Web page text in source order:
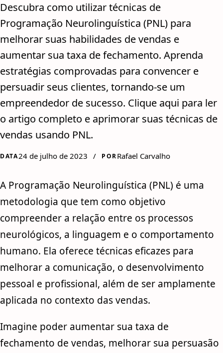
Descubra como utilizar técnicas de
Programação Neurolinguística (PNL) para
melhorar suas habilidades de vendas e
aumentar sua taxa de fechamento. Aprenda
estratégias comprovadas para convencer e
persuadir seus clientes, tornando-se um
empreendedor de sucesso. Clique aqui para ler
o artigo completo e aprimorar suas técnicas de
vendas usando PNL.
DATA24 de julho de 2023 / PORRafael Carvalho
A Programação Neurolinguística (PNL) é uma
metodologia que tem como objetivo
compreender a relação entre os processos
neurológicos, a linguagem e o comportamento
humano. Ela oferece técnicas eficazes para
melhorar a comunicação, o desenvolvimento
pessoal e profissional, além de ser amplamente
aplicada no contexto das vendas.
Imagine poder aumentar sua taxa de
fechamento de vendas, melhorar sua persuasão